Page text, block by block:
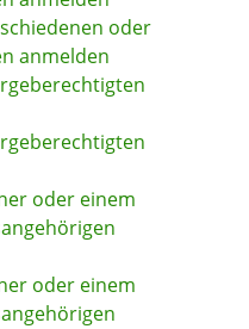
oder
anmelden
oder einem
oder einem